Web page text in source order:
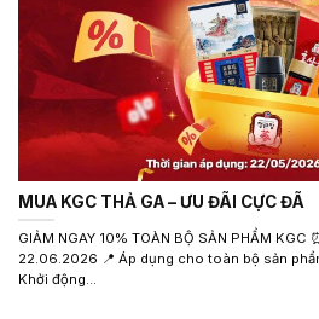
MUA KGC THẢ GA – ƯU ĐÃI CỰC ĐÃ
GIẢM NGAY 10% TOÀN BỘ SẢN PHẨM KGC
22.06.2026 📍 Áp dụng cho toàn bộ sản
Khởi động...